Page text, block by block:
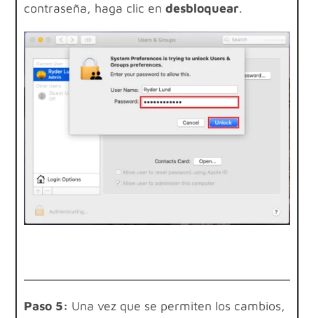
contraseña, haga clic endesbloquear.
Paso 5: Una vez que se permiten los cambios,